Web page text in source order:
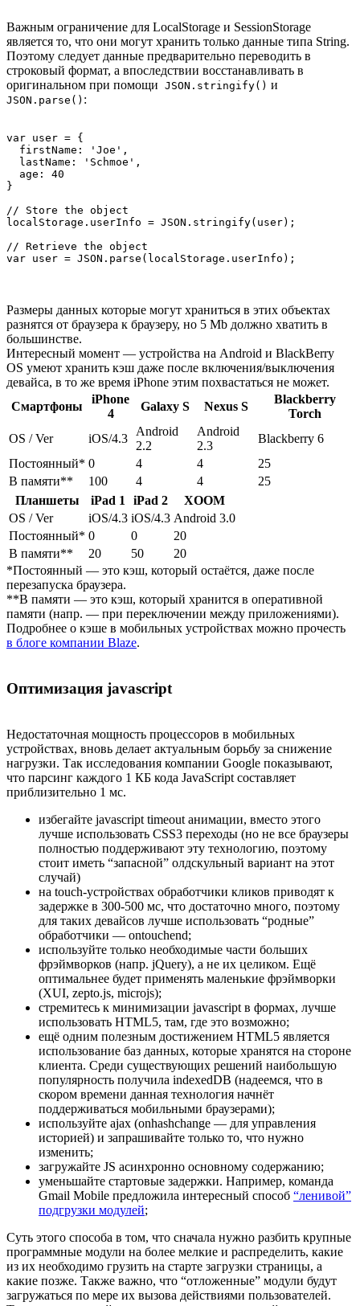
Важным ограничение для LocalStorage и SessionStorage
является то, что они могут хранить только данные типа String.
Поэтому следует данные предварительно переводить в
строковый формат, а впоследствии восстанавливать в
оригинальном при помощи JSON.stringify() и
JSON.parse() :
var user = {
  firstName: 'Joe',
  lastName: 'Schmoe',
  age: 40
}
// Store the object
localStorage.userInfo = JSON.stringify(user);
// Retrieve the object
var user = JSON.parse(localStorage.userInfo);
Размеры данных которые могут храниться в этих объектах
разнятся от браузера к браузеру, но 5 Mb должно хватить в
большинстве.
Интересный момент — устройства на Android и BlackBerry
OS умеют хранить кэш даже после включения/выключения
девайса, в то же время iPhone этим похвастаться не может.
Смартфоны
iPhone
4
Galaxy S Nexus S
Blackberry
Torch
OS / Ver
iOS/4.3
Android
2.2
Android
2.3
Blackberry 6
Постоянный* 0 4 4
25
В памяти**
100 4 4
25
Планшеты
iPad 1 iPad 2
XOOM
OS / Ver
iOS/4.3 iOS/4.3 Android 3.0
Постоянный* 0 0
20
В памяти**
20 50
20
*Постоянный — это кэш, который остаётся, даже после
перезапуска браузера.
**В памяти — это кэш, который хранится в оперативной
памяти (напр. — при переключении между приложениями).
Подробнее о кэше в мобильных устройствах можно прочесть
в блоге компании Blaze.
Оптимизация javascript
Недостаточная мощность процессоров в мобильных
устройствах, вновь делает актуальным борьбу за снижение
нагрузки. Так исследования компании Google показывают,
что парсинг каждого 1 КБ кода JavaScript составляет
приблизительно 1 мс.
избегайте javascript timeout анимации, вместо этого
лучше использовать CSS3 переходы (но не все браузеры
полностью поддерживают эту технологию, поэтому
стоит иметь “запасной” олдскульный вариант на этот
случай)
на touch-устройствах обработчики кликов приводят к
задержке в 300-500 мс, что достаточно много, поэтому
для таких девайсов лучше использовать “родные”
обработчики — ontouchend;
используйте только необходимые части больших
фрэймворков (напр. jQuery), а не их целиком. Ещё
оптимальнее будет применять маленькие фрэймворки
(XUI, zepto.js, microjs);
стремитесь к минимизации javascript в формах, лучше
использовать HTML5, там, где это возможно;
ещё одним полезным достижением HTML5 является
использование баз данных, которые хранятся на стороне
клиента. Среди существующих решений наибольшую
популярность получила indexedDB (надеемся, что в
скором времени данная технология начнёт
поддерживаться мобильными браузерами);
используйте ajax (onhashchange — для управления
историей) и запрашивайте только то, что нужно
изменить;
загружайте JS асинхронно основному содержанию;
уменьшайте стартовые задержки. Например, команда
Gmail Mobile предложила интересный способ “ленивой”
подгрузки модулей;
Суть этого способа в том, что сначала нужно разбить крупные
программные модули на более мелкие и распределить, какие
из их необходимо грузить на старте загрузки страницы, а
какие позже. Также важно, что “отложенные” модули будут
загружаться по мере их вызова действиями пользователей.